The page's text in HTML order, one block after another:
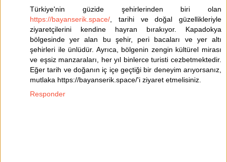
Türkiye'nin güzide şehirlerinden biri olan
https://bayanserik.space/ , tarihi ve doğal güzellikleriyle
ziyaretçilerini kendine hayran bırakıyor. Kapadokya
bölgesinde yer alan bu şehir, peri bacaları ve yer altı
şehirleri ile ünlüdür. Ayrıca, bölgenin zengin kültürel mirası
ve eşsiz manzaraları, her yıl binlerce turisti cezbetmektedir.
Eğer tarih ve doğanın iç içe geçtiği bir deneyim arıyorsanız,
mutlaka https://bayanserik.space/'i ziyaret etmelisiniz.
Responder